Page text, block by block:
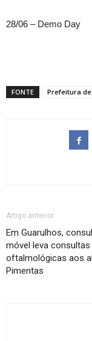
28/06 – Demo Day
FONTE Prefeitura
Artigo anterior
Em Guarulhos,
móvel leva consultas
oftalmológicas aos
Pimentas